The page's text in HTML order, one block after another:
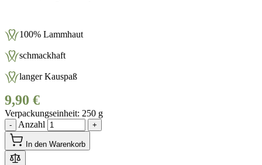
100% Lammhaut
schmackhaft
langer Kauspaß
9,90 €
Verpackungseinheit 250 g
- Anzahl +
In den Warenkorb